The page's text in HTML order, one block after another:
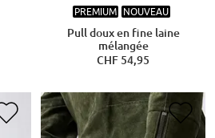
PREMIUM NOUVEAU
Pull doux en fine laine
mélangée
CHF 54,95